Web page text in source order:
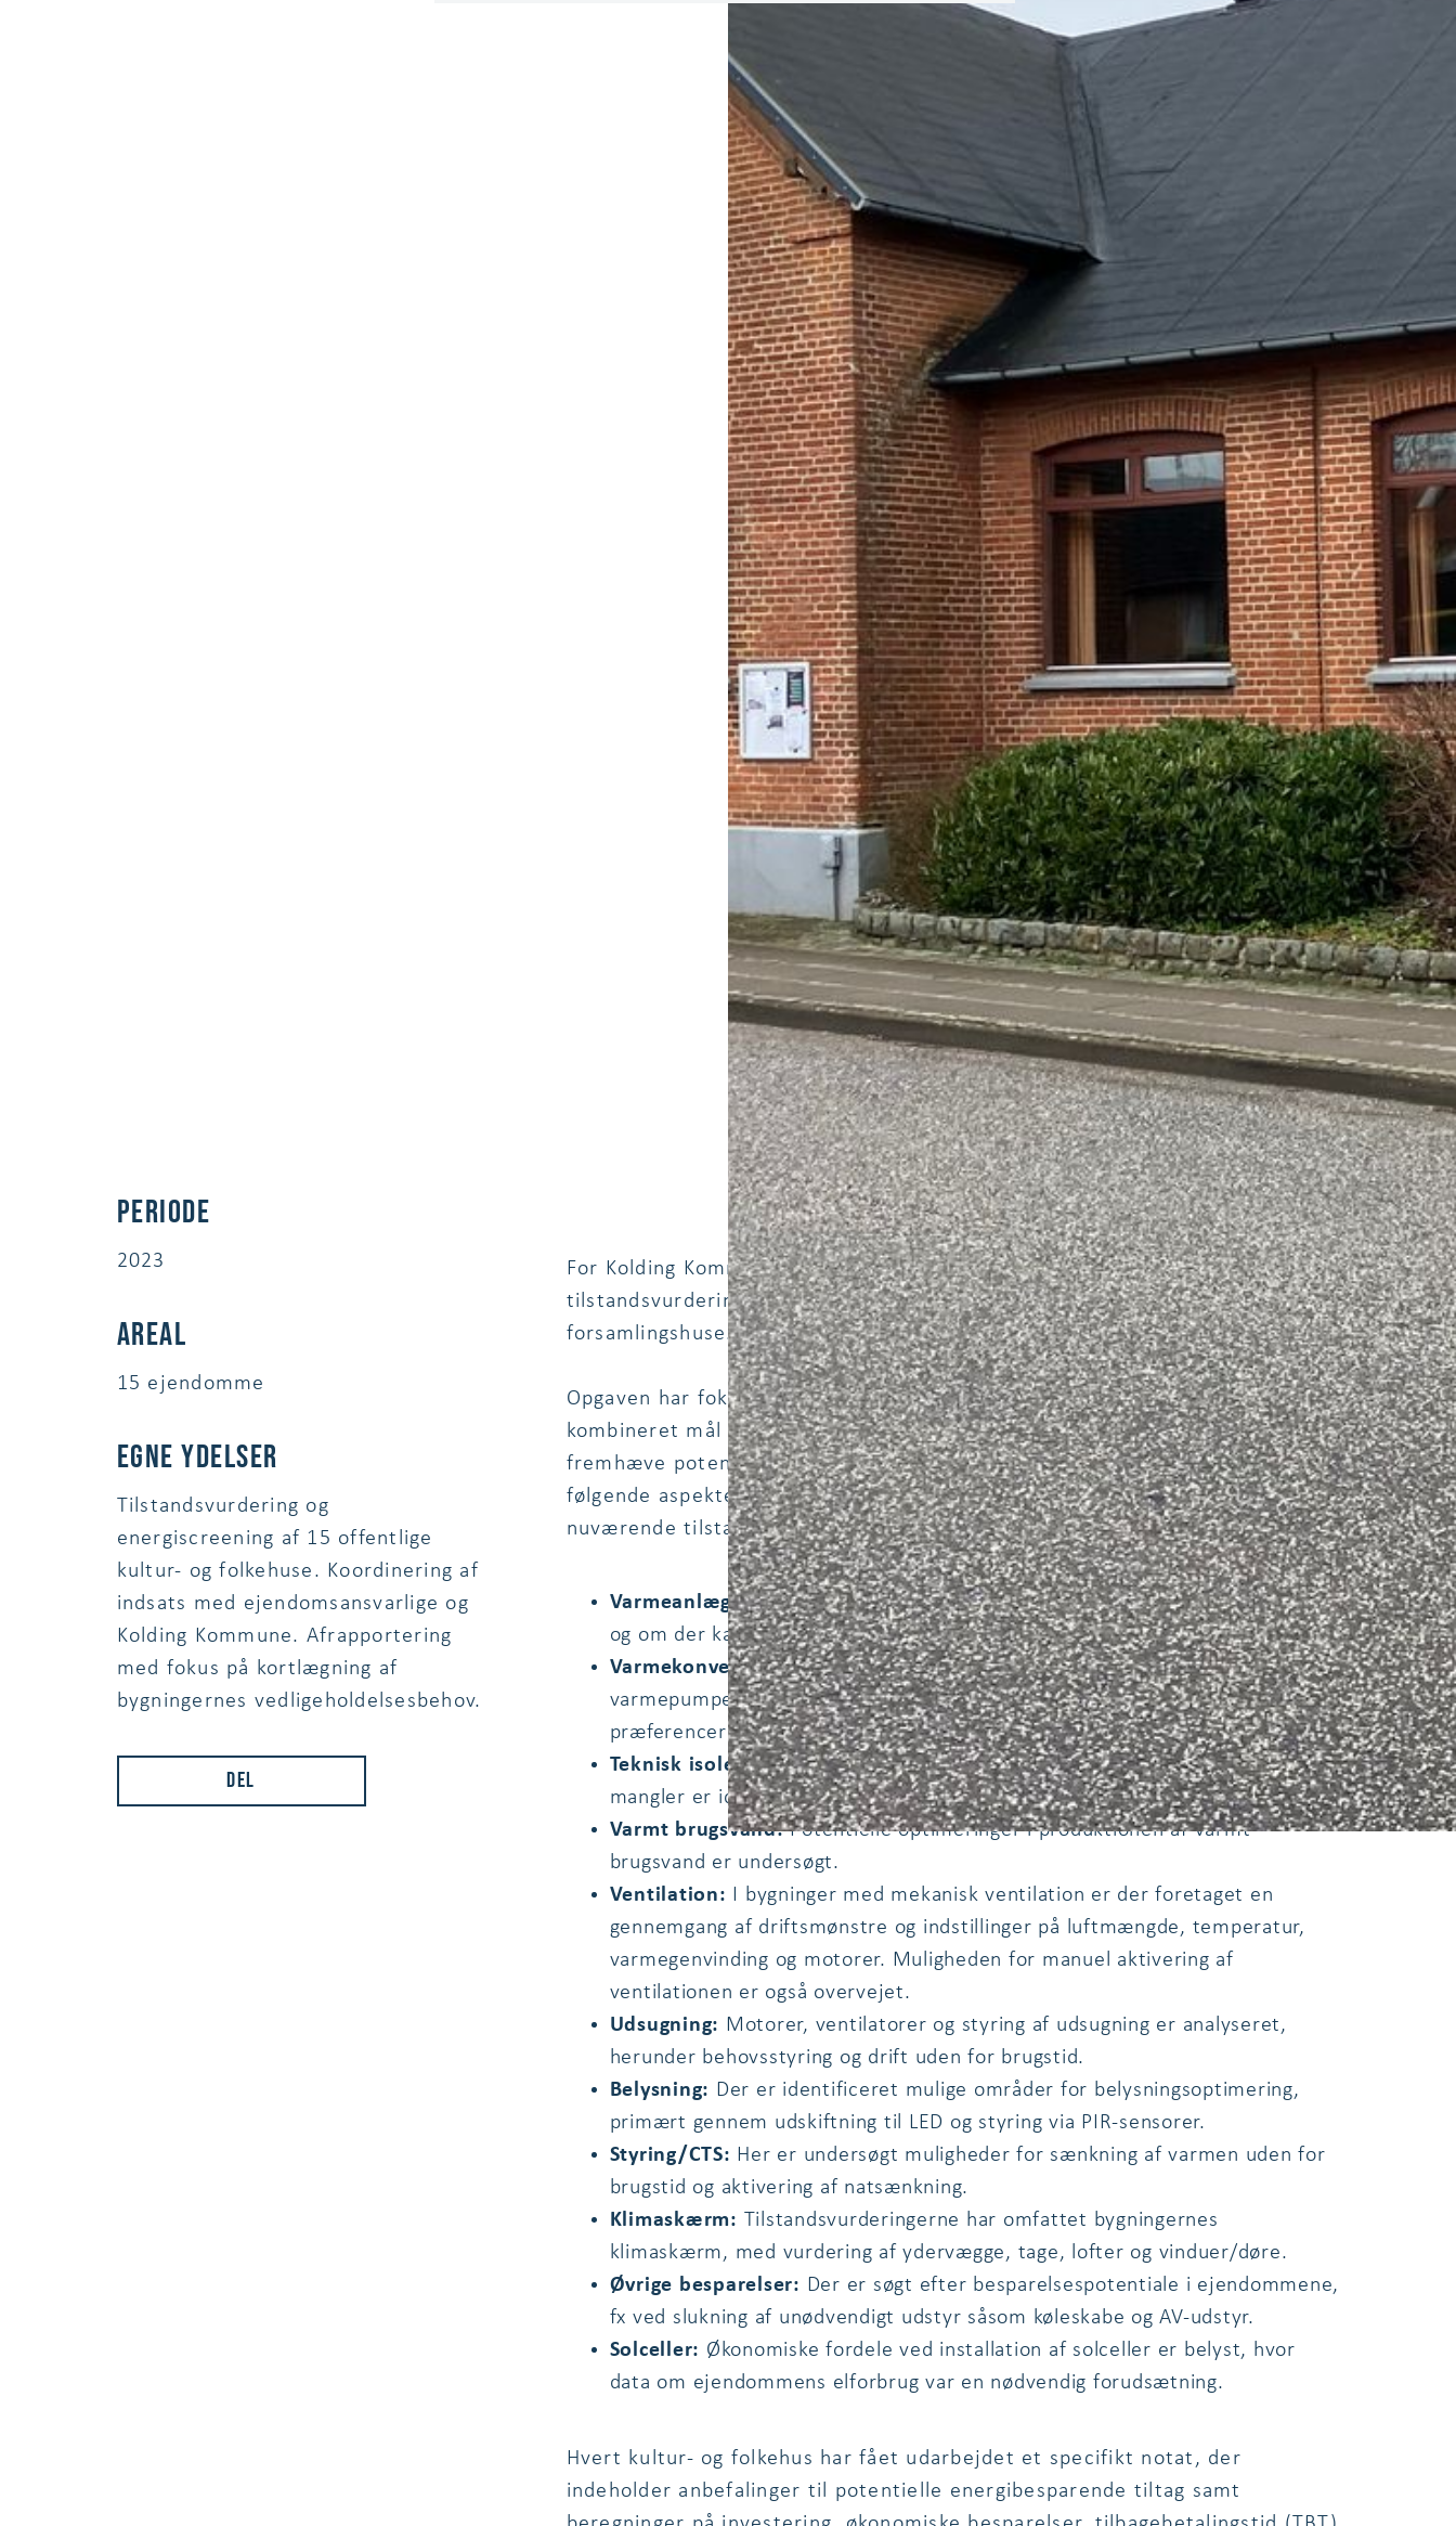
Periode
2023
Areal
15 ejendomme
egne ydelser
Tilstandsvurdering og
energiscreening af 15 offentlige
kultur- og folkehuse. Koordinering af
indsats med ejendomsansvarlige og
Kolding Kommune. Afrapportering
med fokus på kortlægning af
bygningernes vedligeholdelsesbehov.
Del
For Kolding Kommune har DEM i 2023 gennemført energiscreening og
tilstandsvurdering på 15 kultur- og folkehuse, herunder borgerhuse og
forsamlingshuse.
Opgaven har fokuseret på at udføre en detaljeret tilstandsvurdering, med et
kombineret mål om at identificere behovet for vedligehold, samtidig med et
fremhæve potentielle energibesparende tiltag. Ved besigtigelserne er
følgende aspekter af bygningerne analyseret og vurderet, både ud fra den
nuværende tilstand samt ud fra mulighederne for energioptimering:
Varmeanlæg:Her er det undersøgt, om centralvarmeanlæg kan optimeres,
og om der kan etableres varmesænkning uden for brugstid.
Varmekonvertering:Mulighederne for alternative opvarmningskilder som
varmepumper og fjernvarme er vurderet, i relation til kommunens
præferencer og fremtidige varmeplan.
Teknisk isolering:Standen af eksisterende teknisk isolering er vurderet, og
mangler er identificeret.
Varmt brugsvand:Potentielle optimeringer i produktionen af varmt
brugsvand er undersøgt.
Ventilation: I bygninger med mekanisk ventilation er der foretaget en
gennemgang af driftsmønstre og indstillinger på luftmængde, temperatur,
varmegenvinding og motorer. Muligheden for manuel aktivering af
ventilationen er også overvejet.
Udsugning: Motorer, ventilatorer og styring af udsugning er analyseret,
herunder behovsstyring og drift uden for brugstid.
Belysning: Der er identificeret mulige områder for belysningsoptimering,
primært gennem udskiftning til LED og styring via PIR-sensorer.
Styring/CTS: Her er undersøgt muligheder for sænkning af varmen uden for
brugstid og aktivering af natsænkning.
Klimaskærm: Tilstandsvurderingerne har omfattet bygningernes
klimaskærm, med vurdering af ydervægge, tage, lofter og vinduer/døre.
Øvrige besparelser: Der er søgt efter besparelsespotentiale i ejendommene,
fx ved slukning af unødvendigt udstyr såsom køleskabe og AV-udstyr.
Solceller: Økonomiske fordele ved installation af solceller er belyst, hvor
data om ejendommens elforbrug var en nødvendig forudsætning.
Hvert kultur- og folkehus har fået udarbejdet et specifikt notat, der
indeholder anbefalinger til potentielle energibesparende tiltag samt